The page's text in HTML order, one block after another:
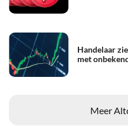
Handelaar
met
Meer